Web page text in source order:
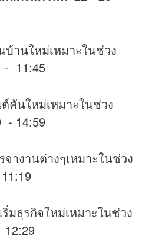
านใหม่เหมาะในช่วง
คันใหม่เหมาะในช่วง
างานต่างๆเหมาะในช่วง
มธุรกิจใหม่เหมาะในช่วง